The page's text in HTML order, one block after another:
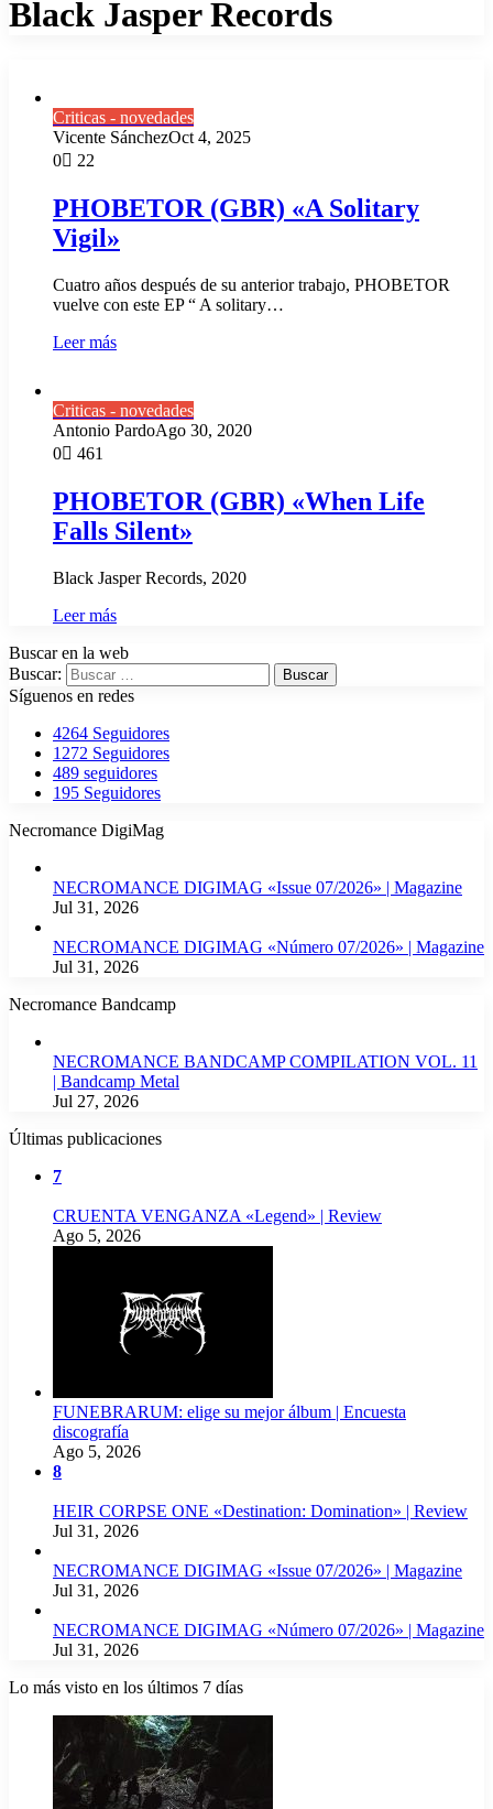
Black Jasper Records
Criticas - novedades
Vicente SánchezOct 4, 2025
0
22
PHOBETOR (GBR) «A Solitary
Vigil»
Cuatro años después de su anterior trabajo, PHOBETOR
vuelve con este EP “ A solitary…
Leer más
Criticas - novedades
Antonio PardoAgo 30, 2020
0
461
PHOBETOR (GBR) «When Life
Falls Silent»
Black Jasper Records, 2020
Leer más
Buscar en la web
Buscar:
Síguenos en redes
4264 Seguidores
1272 Seguidores
489 seguidores
195 Seguidores
Necromance DigiMag
NECROMANCE DIGIMAG «Issue 07/2026» | Magazine
Jul 31, 2026
NECROMANCE DIGIMAG «Número 07/2026» | Magazine
Jul 31, 2026
Necromance Bandcamp
NECROMANCE BANDCAMP COMPILATION VOL. 11
| Bandcamp Metal
Jul 27, 2026
Últimas publicaciones
7
CRUENTA VENGANZA «Legend» | Review
Ago 5, 2026
FUNEBRARUM: elige su mejor álbum | Encuesta
discografía
Ago 5, 2026
8
HEIR CORPSE ONE «Destination: Domination» | Review
Jul 31, 2026
NECROMANCE DIGIMAG «Issue 07/2026» | Magazine
Jul 31, 2026
NECROMANCE DIGIMAG «Número 07/2026» | Magazine
Jul 31, 2026
Lo más visto en los últimos 7 días